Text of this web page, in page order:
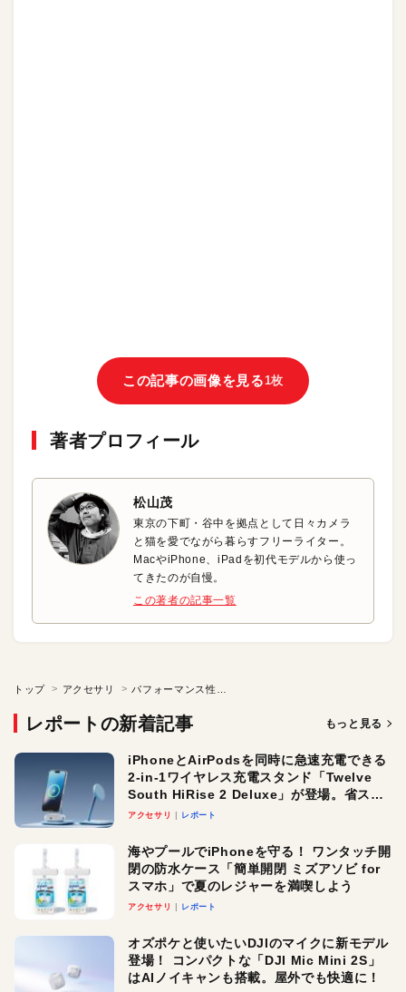
この記事の画像を見る 1枚
著者プロフィール
松山茂
東京の下町・谷中を拠点として日々カメラ
と猫を愛でながら暮らすフリーライター。
MacやiPhone、iPadを初代モデルから使っ
てきたのが自慢。
この著者の記事一覧
トップ アクセサリ
レポートの新着記事 もっと見る
iPhoneとAirPodsを同時に急速充電できる
2-in-1ワイヤレス充電スタンド「Twelve
South HiRise 2 Deluxe」が登場。省スペ
ースでおしゃれに充電したい人にオスス
アクセサリ レポート
海やプールでiPhoneを守る！ ワンタッチ開
閉の防水ケース「簡単開閉 ミズアソビ for
スマホ」で夏のレジャーを満喫しよう
アクセサリ レポート
オズポケと使いたいDJIのマイクに新モデル
登場！ コンパクトな「DJI Mic Mini 2S」
はAIノイキャンも搭載。屋外でも快適に！